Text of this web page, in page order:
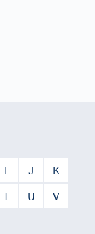
I J
K
T U
V